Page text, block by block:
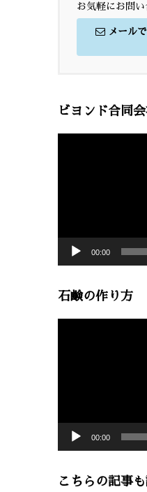
お気軽にお問い
メール
ビヨンド合同
00:00
石鹸の作り方
00:00
こちらの記事